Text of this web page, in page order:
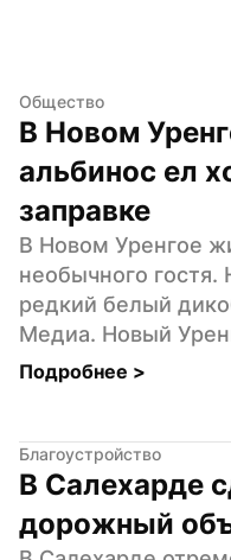
Общество
В Новом
альбинос ел
заправке
В Новом Уренгое
необычного гостя.
редкий белый
Медиа. Новый
Подробнее >
Благоустройство
В Салехарде
дорожный